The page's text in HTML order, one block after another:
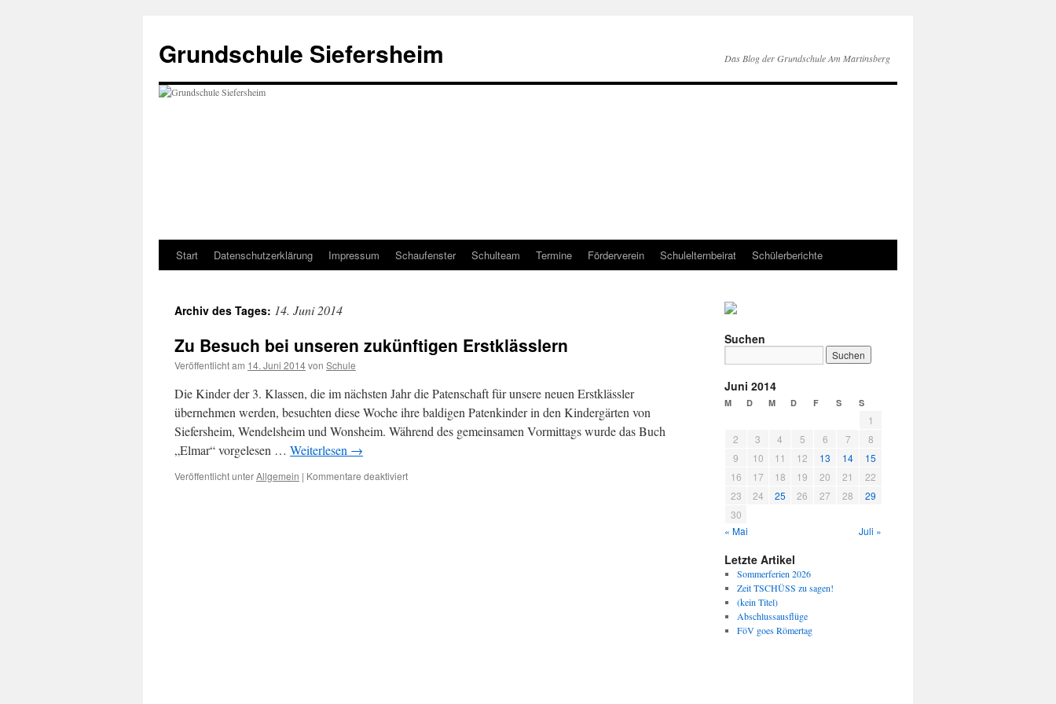
springen
Grundschule Siefersheim Das Blog der Grundschule Am Martinsberg
Start Datenschutzerklärung Impressum Schaufenster Schulteam Termine Förderverein Schulelternbeirat Schülerberichte
Archiv des Tages: 14. Juni 2014
Zu Besuch bei unseren zukünftigen Erstklässlern
Veröffentlicht am 14. Juni 2014von Schule
Die Kinder der 3. Klassen, die im nächsten Jahr die Patenschaft für unsere neuen Erstklässler
übernehmen werden, besuchten diese Woche ihre baldigen Patenkinder in den Kindergärten von
Siefersheim, Wendelsheim und Wonsheim. Während des gemeinsamen Vormittags wurde das Buch
„Elmar“ vorgelesen … Weiterlesen →
Veröffentlicht unterAllgemein | Kommentare deaktiviertfür
Suchen
Juni 2014
M D M D F S S
1
2
3 4 5 6 7
8
9
10 11 12 13 14
15
16
17 18 19 20 21
22
23
24 25 26 27 28
29
30
« Mai
Juli »
Letzte Artikel
Sommerferien 2026
Zeit TSCHÜSS zu sagen!
(kein Titel)
Abschlussausflüge
FöV goes Römertag